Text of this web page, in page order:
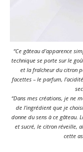
“Ce gâteau d’apparence
technique se porte sur le
et la fraîcheur du citron
facettes – le parfum,
“Dans mes créations, je ne
de l’ingrédient que je
donne du sens à ce gâteau.
et sucré, le citron réveille,
cette